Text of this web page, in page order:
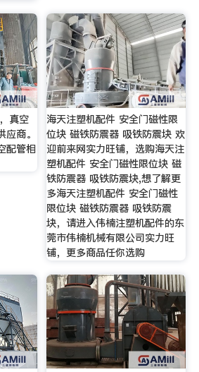
真空
商。
配管相
海天注塑机配件 安全门磁性限
位块 磁铁防震器 吸铁防震块 欢
迎前来网实力旺铺，选购海天注
塑机配件 安全门磁性限位块 磁
铁防震器 吸铁防震块,想了解更
多海天注塑机配件 安全门磁性
限位块 磁铁防震器 吸铁防震
块，请进入伟楠注塑机配件的东
莞市伟楠机械有限公司实力旺
铺，更多商品任你选购